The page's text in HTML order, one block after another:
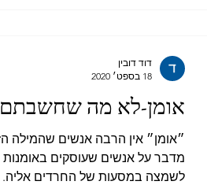
אומן-לא מה שחשבתם
״אומן״ אין הרבה אנשים שהמילה
מדבר על אנשים שעוסקים באומנות
לשמצה במסעות של החרדים אליה.
דוד דובין
18 בספט׳ 2020